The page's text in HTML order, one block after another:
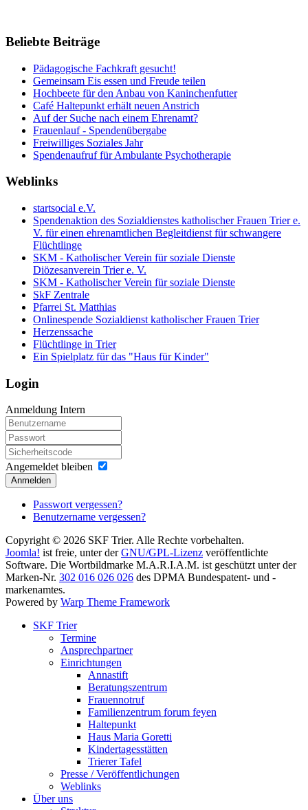
Beliebte Beiträge
Pädagogische Fachkraft gesucht!
Gemeinsam Eis essen und Freude teilen
Hochbeete für den Anbau von Kaninchenfutter
Café Haltepunkt erhält neuen Anstrich
Auf der Suche nach einem Ehrenamt?
Frauenlauf - Spendenübergabe
Freiwilliges Soziales Jahr
Spendenaufruf für Ambulante Psychotherapie
Weblinks
startsocial e.V.
Spendenaktion des Sozialdienstes katholischer Frauen Trier e.
V. für einen ehrenamtlichen Begleitdienst für schwangere
Flüchtlinge
SKM - Katholischer Verein für soziale Dienste
Diözesanverein Trier e. V.
SKM - Katholischer Verein für soziale Dienste
SkF Zentrale
Pfarrei St. Matthias
Onlinespende Sozialdienst katholischer Frauen Trier
Herzenssache
Flüchtlinge in Trier
Ein Spielplatz für das "Haus für Kinder"
Login
Anmeldung Intern
Angemeldet bleiben
Anmelden
Passwort vergessen?
Benutzername vergessen?
Copyright © 2026 SKF Trier. Alle Rechte vorbehalten.
Joomla! ist freie, unter derGNU/GPL-Lizenz veröffentlichte
Software. Die Wortbildmarke M.A.R.I.A.M. ist geschützt unter der
Marken-Nr. 302 016 026 026 des DPMA Bundespatent- und -
markenamtes.
Powered by Warp Theme Framework
SKF Trier
Termine
Ansprechpartner
Einrichtungen
Annastift
Beratungszentrum
Frauennotruf
Familienzentrum forum feyen
Haltepunkt
Haus Maria Goretti
Kindertagesstätten
Trierer Tafel
Presse / Veröffentlichungen
Weblinks
Über uns